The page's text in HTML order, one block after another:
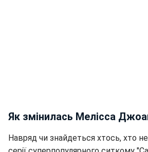
Як змінилась Мелісса
Навряд чи знайдеться хтось, хто